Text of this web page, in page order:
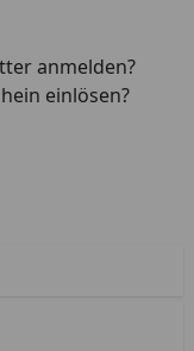
anmelden?
einlösen?